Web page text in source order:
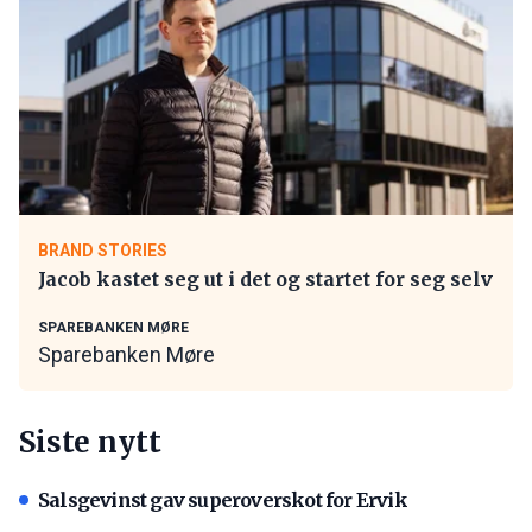
BRAND STORIES
Jacob kastet seg ut i det og startet for seg selv
SPAREBANKEN MØRE
Sparebanken Møre
Siste nytt
Salsgevinst gav superoverskot for Ervik